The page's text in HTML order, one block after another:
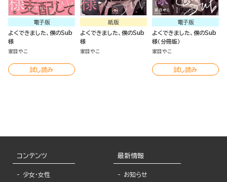
電子版
よくできました、僕のSub
様
家目やこ
試し読み
紙版
よくできました、僕のSub
様
家目やこ
電子版
よくできました、僕のSub
様（分冊版）
家目やこ
試し読み
コンテンツ
少女・女性
最新情報
お知らせ